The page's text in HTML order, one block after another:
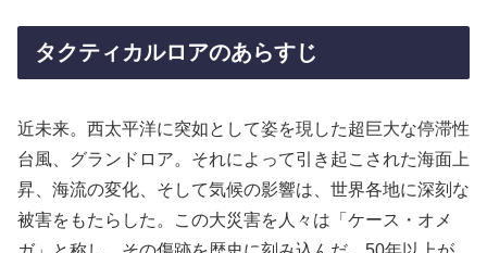
タクティカルロアのあらすじ
近未来。西太平洋に突如として姿を現した超巨大な停滞性
台風、グランドロア。それによって引き起こされた海面上
昇、海流の変化、そして気候の影響は、世界各地に深刻な
被害をもたらした。この大災害を人々は「ケース・オメ